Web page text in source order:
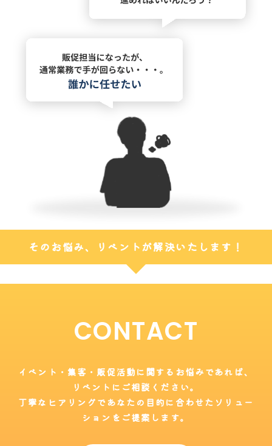
そのお悩み、リベントが解決いたします！
CONTACT
イベント・集客・販促活動に関するお悩みであれば、
リベントにご相談ください。
丁寧なヒアリングであなたの目的に合わせたソリュー
ションをご提案します。